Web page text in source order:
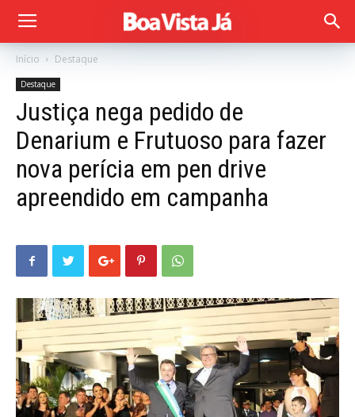
Início Destaque
Destaque
Justiça nega pedido de
Denarium e Frutuoso para fazer
nova perícia em pen drive
apreendido em campanha